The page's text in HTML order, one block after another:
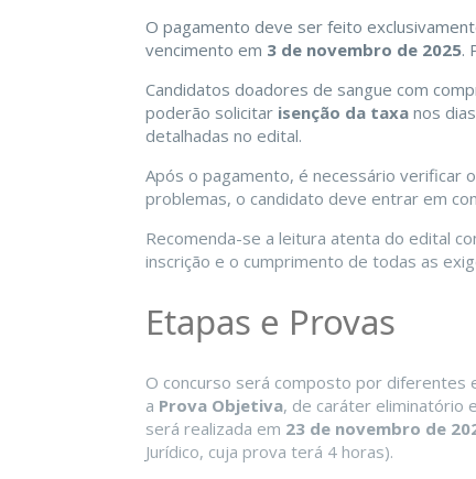
O pagamento deve ser feito
vencimento em 3 de novembro de 2025.
Candidatos doadores de sangue com
poderão solicitar isenção da taxa nos dias
detalhadas no edital.
Após o pagamento, é necessário verificar
problemas, o candidato deve entrar em
Recomenda-se a leitura atenta do edital
inscrição e o cumprimento de todas as
Etapas e Provas
O concurso será composto por diferentes
a Prova Objetiva, de caráter eliminatório
será realizada em 23 de novembro de
Jurídico, cuja prova terá 4 horas).